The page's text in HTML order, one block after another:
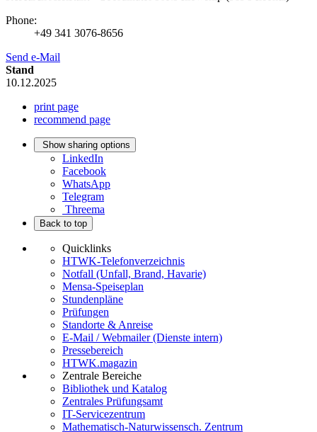
Phone:
+49 341 3076-8656
Send e-Mail
Stand
10.12.2025
print page
recommend page
Show sharing options
LinkedIn
Facebook
WhatsApp
Telegram
Threema
Back to top
Quicklinks
HTWK-Telefonverzeichnis
Notfall (Unfall, Brand, Havarie)
Mensa-Speiseplan
Stundenpläne
Prüfungen
Standorte & Anreise
E-Mail / Webmailer (Dienste intern)
Pressebereich
HTWK.magazin
Zentrale Bereiche
Bibliothek und Katalog
Zentrales Prüfungsamt
IT-Servicezentrum
Mathematisch-Naturwissensch. Zentrum